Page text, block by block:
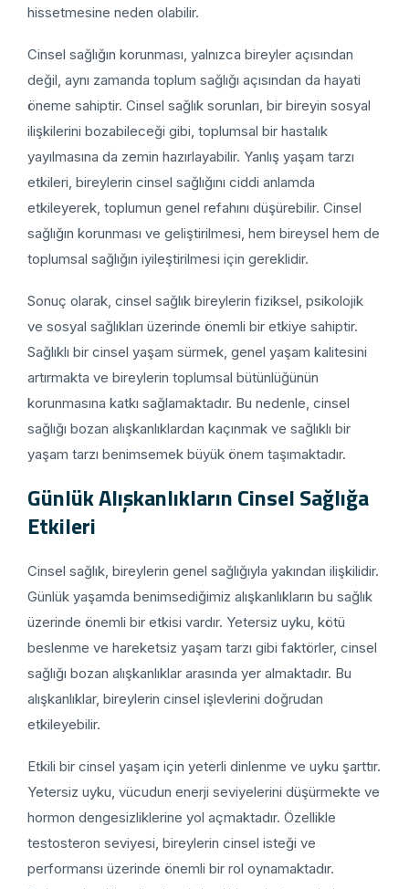
hissetmesine neden olabilir.
Cinsel sağlığın korunması, yalnızca bireyler açısından
değil, aynı zamanda toplum sağlığı açısından da hayati
öneme sahiptir. Cinsel sağlık sorunları, bir bireyin sosyal
ilişkilerini bozabileceği gibi, toplumsal bir hastalık
yayılmasına da zemin hazırlayabilir. Yanlış yaşam tarzı
etkileri, bireylerin cinsel sağlığını ciddi anlamda
etkileyerek, toplumun genel refahını düşürebilir. Cinsel
sağlığın korunması ve geliştirilmesi, hem bireysel hem de
toplumsal sağlığın iyileştirilmesi için gereklidir.
Sonuç olarak, cinsel sağlık bireylerin fiziksel, psikolojik
ve sosyal sağlıkları üzerinde önemli bir etkiye sahiptir.
Sağlıklı bir cinsel yaşam sürmek, genel yaşam kalitesini
artırmakta ve bireylerin toplumsal bütünlüğünün
korunmasına katkı sağlamaktadır. Bu nedenle, cinsel
sağlığı bozan alışkanlıklardan kaçınmak ve sağlıklı bir
yaşam tarzı benimsemek büyük önem taşımaktadır.
Günlük Alışkanlıkların Cinsel Sağlığa
Etkileri
Cinsel sağlık, bireylerin genel sağlığıyla yakından ilişkilidir.
Günlük yaşamda benimsediğimiz alışkanlıkların bu sağlık
üzerinde önemli bir etkisi vardır. Yetersiz uyku, kötü
beslenme ve hareketsiz yaşam tarzı gibi faktörler, cinsel
sağlığı bozan alışkanlıklar arasında yer almaktadır. Bu
alışkanlıklar, bireylerin cinsel işlevlerini doğrudan
etkileyebilir.
Etkili bir cinsel yaşam için yeterli dinlenme ve uyku şarttır.
Yetersiz uyku, vücudun enerji seviyelerini düşürmekte ve
hormon dengesizliklerine yol açmaktadır. Özellikle
testosteron seviyesi, bireylerin cinsel isteği ve
performansı üzerinde önemli bir rol oynamaktadır.